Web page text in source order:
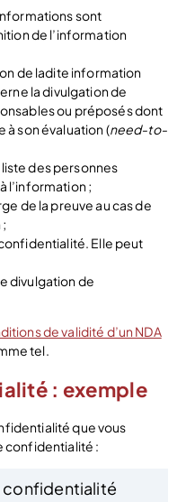
sont
de l’information
de ladite information
la divulgation de
ou préposés dont
à son évaluation (need-to-
des personnes
l’information ;
de la preuve au cas de
Elle peut
divulgation de
de validité d’un NDA
tel.
: exemple
que vous
confidentialité :
confidentialité